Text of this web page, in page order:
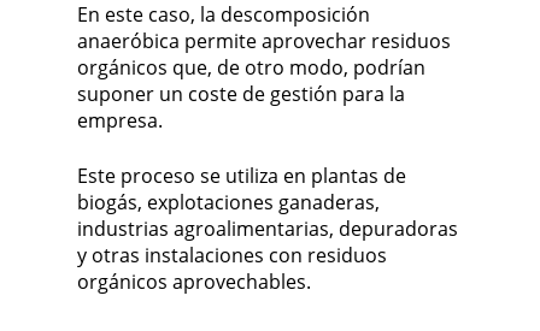
En este caso, la descomposición
anaeróbica permite aprovechar residuos
orgánicos que, de otro modo, podrían
suponer un coste de gestión para la
empresa.
Este proceso se utiliza en plantas de
biogás, explotaciones ganaderas,
industrias agroalimentarias, depuradoras
y otras instalaciones con residuos
orgánicos aprovechables.